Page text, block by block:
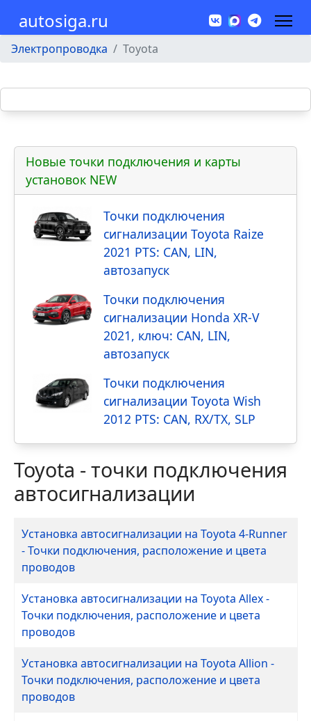
autosiga.ru
Электропроводка Toyota
Новые точки подключения и карты
установок NEW
Точки подключения
сигнализации Toyota Raize
2021 PTS: CAN, LIN,
автозапуск
Точки подключения
сигнализации Honda XR-V
2021, ключ: CAN, LIN,
автозапуск
Точки подключения
сигнализации Toyota Wish
2012 PTS: CAN, RX/TX, SLP
Toyota - точки подключения
автосигнализации
Заголовок
Установка автосигнализации на Toyota 4-Runner
- Точки подключения, расположение и цвета
проводов
Установка автосигнализации на Toyota Allex -
Точки подключения, расположение и цвета
проводов
Установка автосигнализации на Toyota Allion -
Точки подключения, расположение и цвета
проводов